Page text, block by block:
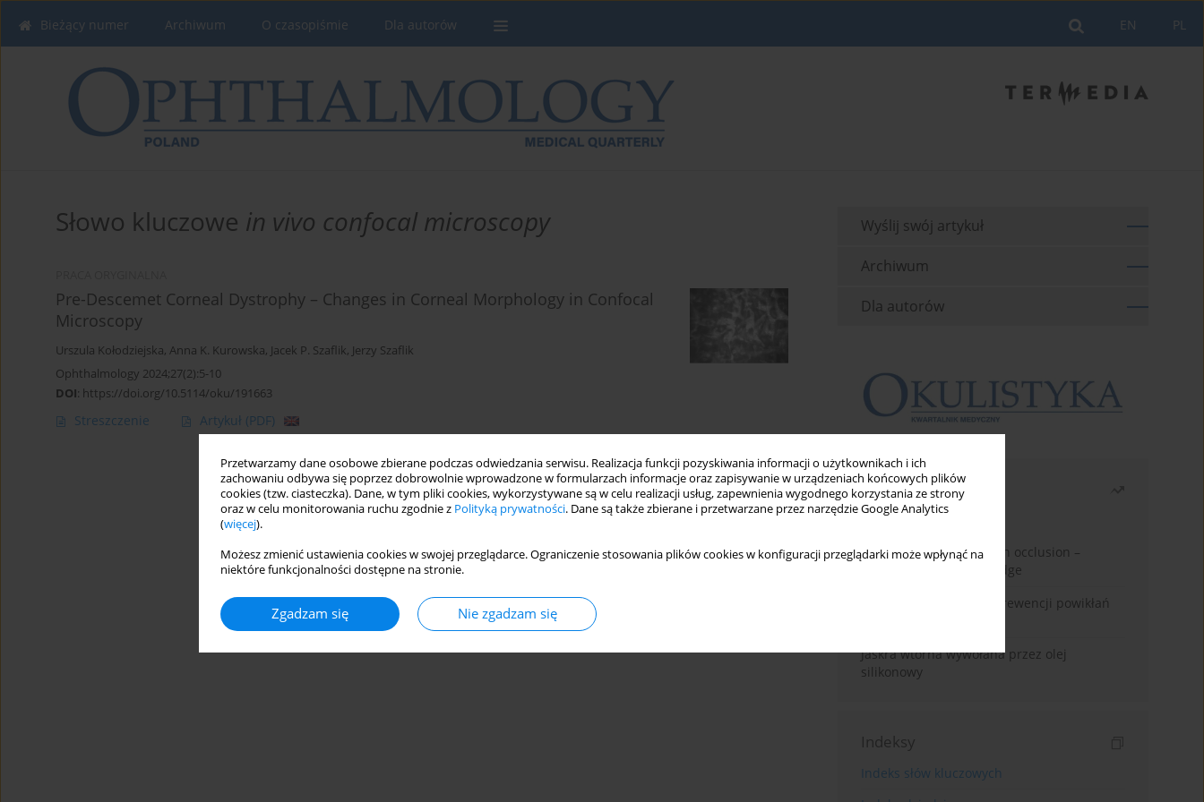
Przetwarzamy dane osobowe zbierane podczas odwiedzania serwisu. Realizacja funkcji pozyskiwania informacji o użytkownikach i ich
zachowaniu odbywa się poprzez dobrowolnie wprowadzone w formularzach informacje oraz zapisywanie w urządzeniach końcowych plików
cookies (tzw. ciasteczka). Dane, w tym pliki cookies, wykorzystywane są w celu realizacji usług, zapewnienia wygodnego korzystania ze strony
oraz w celu monitorowania ruchu zgodnie z Polityką prywatności. Dane są także zbierane i przetwarzane przez narzędzie Google Analytics
(więcej).
Możesz zmienić ustawienia cookies w swojej przeglądarce. Ograniczenie stosowania plików cookies w konfiguracji przeglądarki może wpłynąć na
niektóre funkcjonalności dostępne na stronie.
Zgadzam się Nie zgadzam się
PL
EN
Bieżący numer Archiwum O czasopiśmie Dla autorów
Słowo kluczowe in vivo confocal microscopy
Pre-Descemet Corneal Dystrophy – Changes in Corneal Morphology in Confocal
Microscopy
Urszula Kołodziejska, Anna K. Kurowska, Jacek P. Szaflik, Jerzy Szaflik
Ophthalmology 2024;27(2):5-10
DOI: https://doi.org/10.5114/oku/191663
Streszczenie Artykuł (PDF)
Wyślij swój artykuł
Archiwum
Dla autorów
Najczęściej czytane
Miesiąc
Rok
Treatment of retinal vein occlusion –
current state of knowledge
Kwas alfa-liponowy w prewencji powikłań
Jaskra wtórna wywołana przez olej
silikonowy
Indeksy
Indeks słów kluczowych